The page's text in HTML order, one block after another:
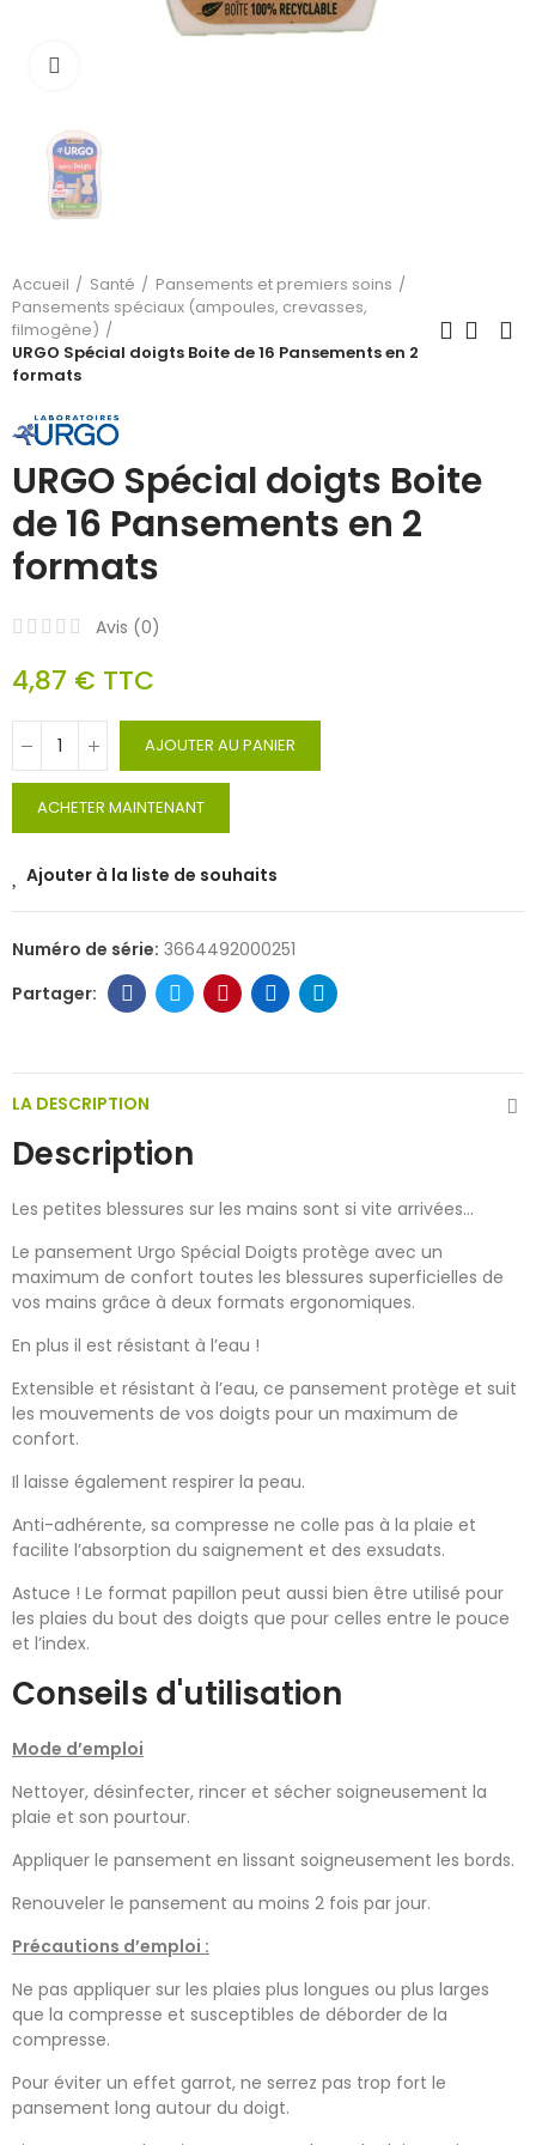
Accueil Santé
Pansements et premiers soins
Pansements spéciaux (ampoules, crevasses,
filmogène)
URGO Spécial doigts Boite de 16 Pansements en 2
formats
URGO Spécial doigts Boite
de 16 Pansements en 2
formats
Avis (0)
4,87 € TTC
AJOUTER AU PANIER
ACHETER MAINTENANT
Ajouter à la liste de souhaits
Numéro de série: 3664492000251
LA DESCRIPTION
Description
Les petites blessures sur les mains sont si vite arrivées…
Le pansement Urgo Spécial Doigts protège avec un
maximum de confort toutes les blessures superficielles de
vos mains grâce à deux formats ergonomiques.
En plus il est résistant à l’eau !
Extensible et résistant à l’eau, ce pansement protège et suit
les mouvements de vos doigts pour un maximum de
confort.
Il laisse également respirer la peau.
Anti-adhérente, sa compresse ne colle pas à la plaie et
facilite l’absorption du saignement et des exsudats.
Astuce ! Le format papillon peut aussi bien être utilisé pour
les plaies du bout des doigts que pour celles entre le pouce
et l’index.
Conseils d'utilisation
Mode d’emploi
Nettoyer, désinfecter, rincer et sécher soigneusement la
plaie et son pourtour.
Appliquer le pansement en lissant soigneusement les bords.
Renouveler le pansement au moins 2 fois par jour.
Précautions d’emploi :
Ne pas appliquer sur les plaies plus longues ou plus larges
que la compresse et susceptibles de déborder de la
compresse.
Pour éviter un effet garrot, ne serrez pas trop fort le
pansement long autour du doigt.